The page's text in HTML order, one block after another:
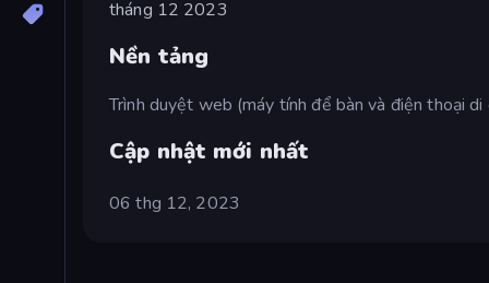
tháng 12 2023
Nền tảng
Trình duyệt web (máy tính để bàn và điện thoại di
Cập nhật mới nhất
06 thg 12, 2023